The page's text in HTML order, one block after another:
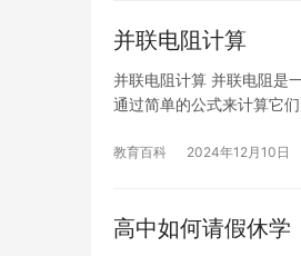
并联电阻计算
并联电阻计算 并联电阻是
通过简单的公式来计算它
教育百科 2024年12月10日
高中如何请假休学